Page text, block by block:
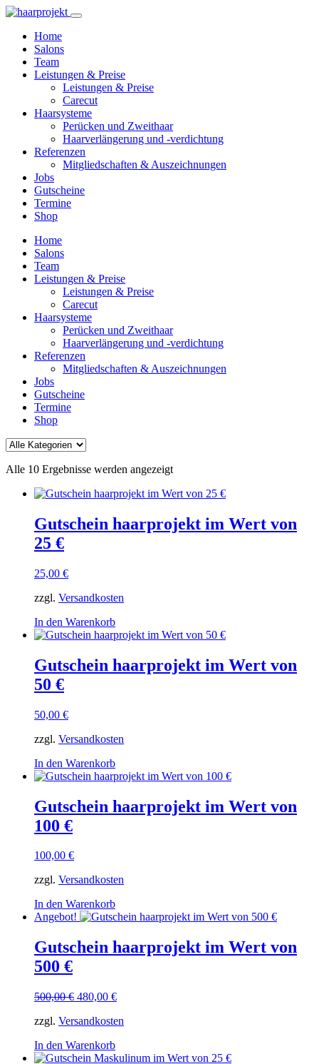
Home
Salons
Team
Leistungen & Preise
Leistungen & Preise
Carecut
Haarsysteme
Perücken und Zweithaar
Haarverlängerung und -verdichtung
Referenzen
Mitgliedschaften & Auszeichnungen
Jobs
Gutscheine
Termine
Shop
Home
Salons
Team
Leistungen & Preise
Leistungen & Preise
Carecut
Haarsysteme
Perücken und Zweithaar
Haarverlängerung und -verdichtung
Referenzen
Mitgliedschaften & Auszeichnungen
Jobs
Gutscheine
Termine
Shop
Alle 10 Ergebnisse werden angezeigt
Gutschein haarprojekt im Wert von
25 €
25,00 €
zzgl. Versandkosten
In den Warenkorb
Gutschein haarprojekt im Wert von
50 €
50,00 €
zzgl. Versandkosten
In den Warenkorb
Gutschein haarprojekt im Wert von
100 €
100,00 €
zzgl. Versandkosten
In den Warenkorb
Angebot!
Gutschein haarprojekt im Wert von
500 €
500,00€ Ursprünglicher
war:
480,00 €Aktueller
ist:
zzgl. Versandkosten
In den Warenkorb